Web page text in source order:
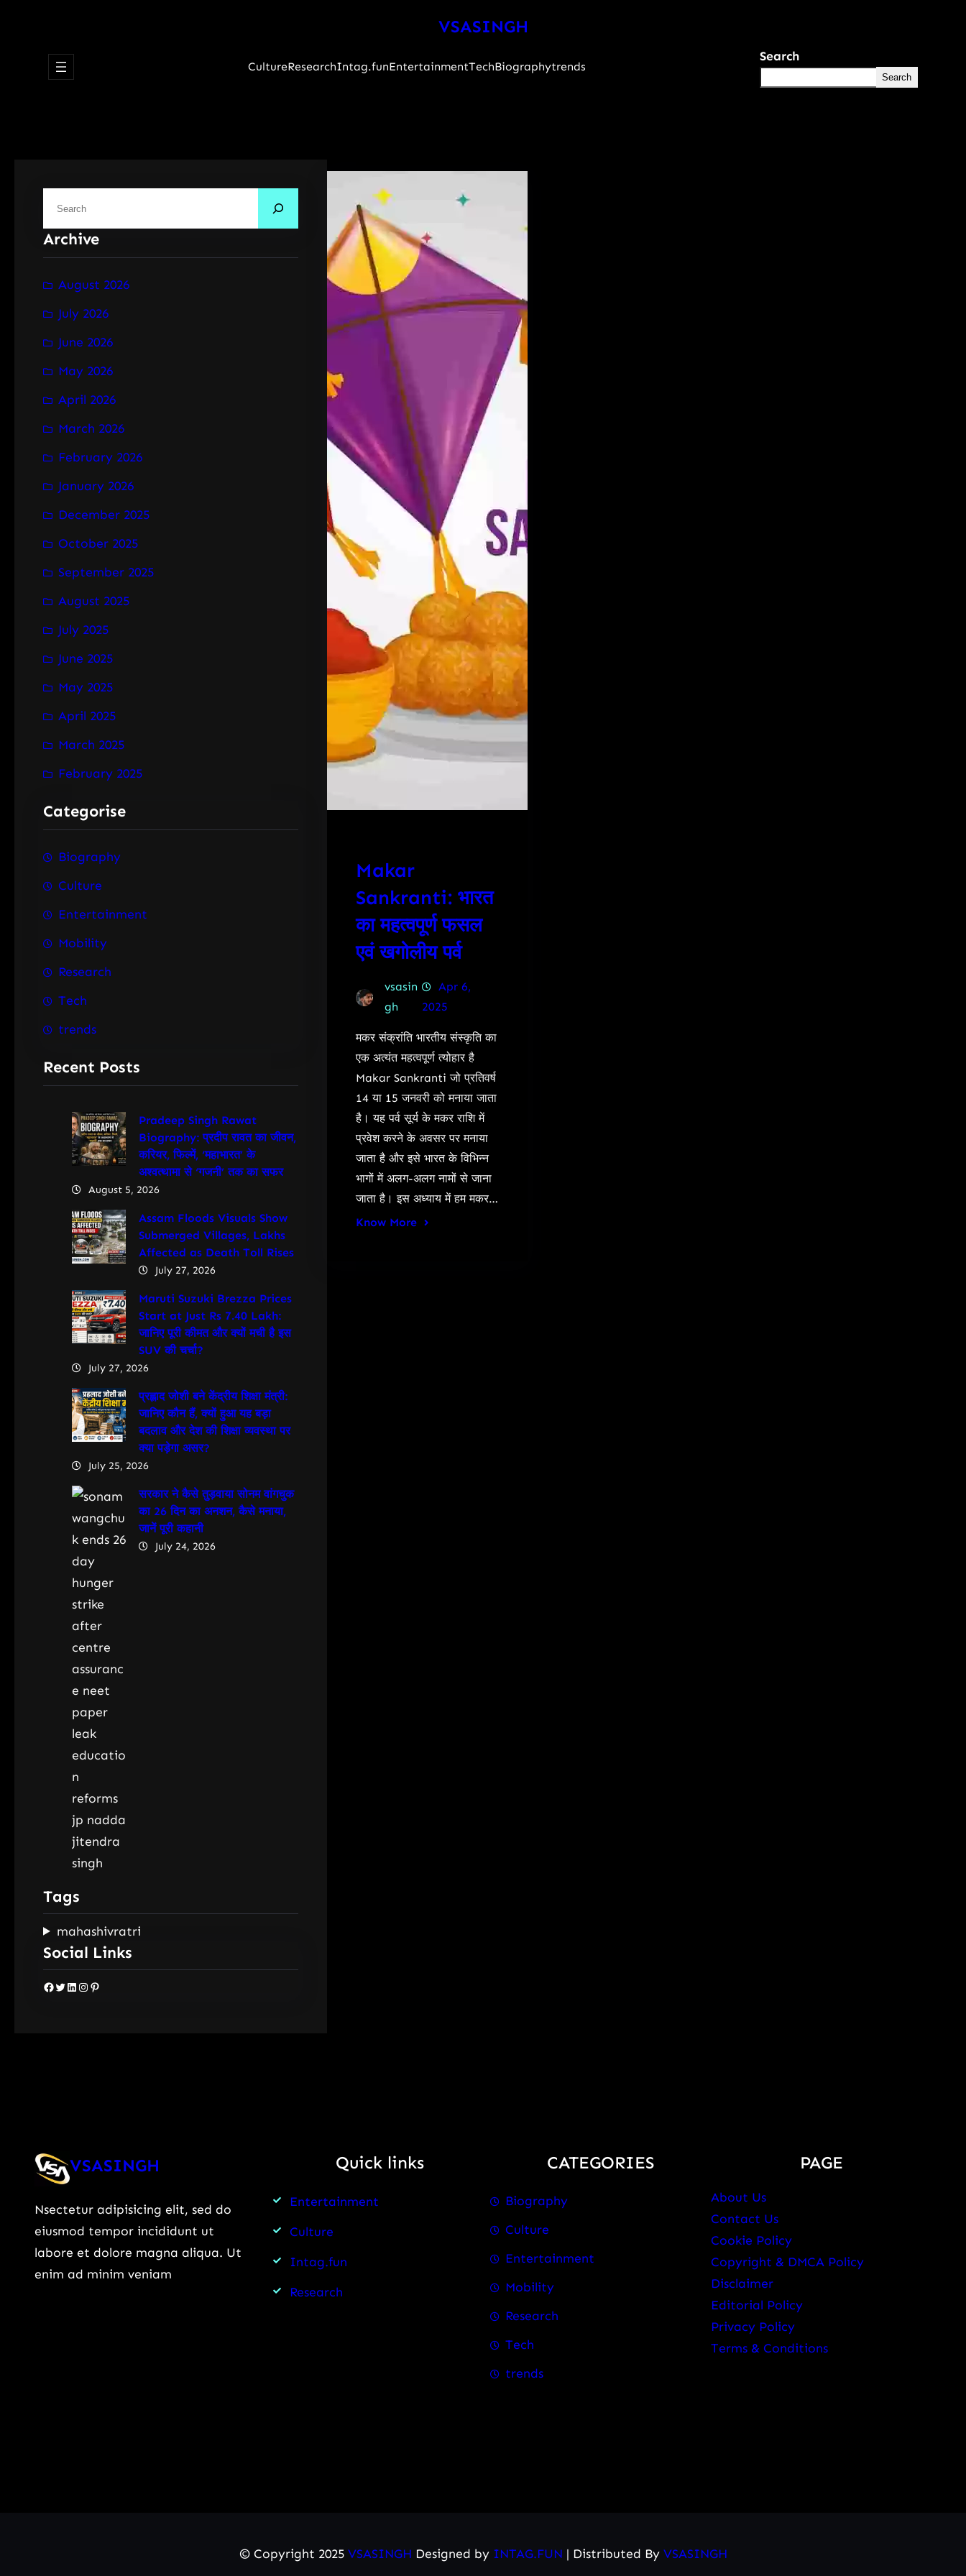
VSASINGH
CultureResearchIntag.funEntertainmentTechBiographytrends
Search
Search
a
r
c
Archive
August 2026
July 2026
June 2026
May 2026
April 2026
March 2026
February 2026
January 2026
December 2025
October 2025
September 2025
August 2025
July 2025
June 2025
May 2025
April 2025
March 2025
February 2025
Categorise
Biography
Culture
Entertainment
Mobility
Research
Tech
trends
Recent Posts
Pradeep Singh Rawat
Biography: प्रदीप रावत का जीवन,
करियर, फिल्में, ‘महाभारत’ के
अश्वत्थामा से ‘गजनी’ तक का सफर
August 5, 2026
Assam Floods Visuals Show
Submerged Villages, Lakhs
Affected as Death Toll Rises
July 27, 2026
Maruti Suzuki Brezza Prices
Start at Just Rs 7.40 Lakh:
जानिए पूरी कीमत और क्यों मची है इस
SUV की चर्चा?
July 27, 2026
प्रह्लाद जोशी बने केंद्रीय शिक्षा मंत्री:
जानिए कौन हैं, क्यों हुआ यह बड़ा
बदलाव और देश की शिक्षा व्यवस्था पर
क्या पड़ेगा असर?
July 25, 2026
सरकार ने कैसे तुड़वाया सोनम वांगचुक
का 26 दिन का अनशन, कैसे मनाया,
जानें पूरी कहानी
July 24, 2026
Tags
mahashivratri
Social Links
Facebook Twitter LinkedIn Instagram Pinterest
Makar
Sankranti: भारत
का महत्वपूर्ण फसल
एवं खगोलीय पर्व
vsasin
gh
Apr 6,
2025
मकर संक्रांति भारतीय संस्कृति का
एक अत्यंत महत्वपूर्ण त्योहार है
Makar Sankranti जो प्रतिवर्ष
14 या 15 जनवरी को मनाया जाता
है। यह पर्व सूर्य के मकर राशि में
प्रवेश करने के अवसर पर मनाया
जाता है और इसे भारत के विभिन्न
भागों में अलग-अलग नामों से जाना
जाता है। इस अध्याय में हम मकर…
Know More
VSASINGH
Nsectetur adipisicing elit, sed do
eiusmod tempor incididunt ut
labore et dolore magna aliqua. Ut
enim ad minim veniam
Quick links
Entertainment
Culture
Intag.fun
Research
CATEGORIES
Biography
Culture
Entertainment
Mobility
Research
Tech
trends
PAGE
About Us
Contact Us
Cookie Policy
Copyright & DMCA Policy
Disclaimer
Editorial Policy
Privacy Policy
Terms & Conditions
© Copyright 2025 VSASINGH Designed by INTAG.FUN | Distributed By VSASINGH